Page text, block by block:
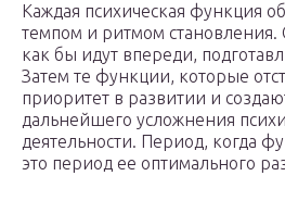
Каждая психическая функция
темпом и ритмом становления.
как бы идут впереди,
Затем те функции, которые
приоритет в развитии и
дальнейшего усложнения
деятельности. Период, когда
это период ее оптимального